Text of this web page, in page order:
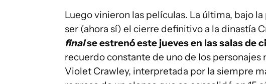
Luego vinieron las películas. La última, bajo
ser (ahora sí) el cierre definitivo a la dinastía
finalse estrenó este jueves en las salas de
recuerdo constante de uno de los personajes
Violet Crawley, interpretada por la siempre